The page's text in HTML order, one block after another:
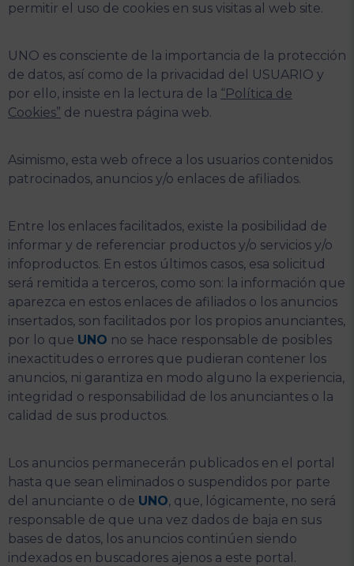
permitir el uso de cookies en sus visitas al web site.
UNO es consciente de la importancia de la protección
de datos, así como de la privacidad del USUARIO y
por ello, insiste en la lectura de la “Política de
Cookies” de nuestra página web.
Asimismo, esta web ofrece a los usuarios contenidos
patrocinados, anuncios y/o enlaces de afiliados.
Entre los enlaces facilitados, existe la posibilidad de
informar y de referenciar productos y/o servicios y/o
infoproductos. En estos últimos casos, esa solicitud
será remitida a terceros, como son: la información que
aparezca en estos enlaces de afiliados o los anuncios
insertados, son facilitados por los propios anunciantes,
por lo que UNO no se hace responsable de posibles
inexactitudes o errores que pudieran contener los
anuncios, ni garantiza en modo alguno la experiencia,
integridad o responsabilidad de los anunciantes o la
calidad de sus productos.
Los anuncios permanecerán publicados en el portal
hasta que sean eliminados o suspendidos por parte
del anunciante o de UNO, que, lógicamente, no será
responsable de que una vez dados de baja en sus
bases de datos, los anuncios continúen siendo
indexados en buscadores ajenos a este portal.